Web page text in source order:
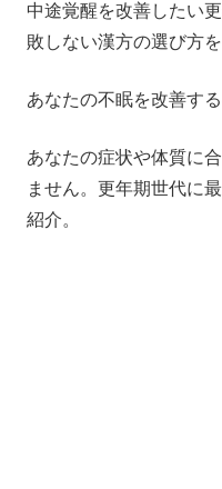
中途覚醒を改善したい
敗しない漢方の選び方を
あなたの不眠を改善す
あなたの症状や体質に
ません。 更年期世代に
紹介。